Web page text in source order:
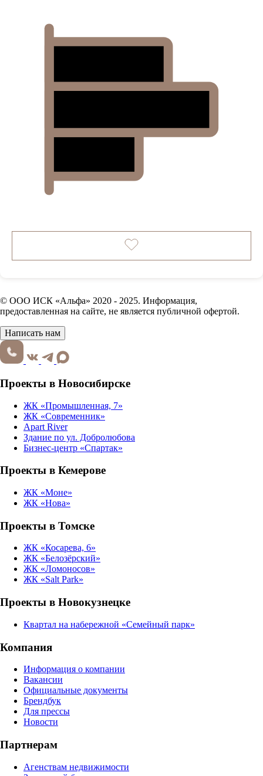
© ООО ИСК «Альфа» 2020 - 2025. Информация,
предоставленная на сайте, не является публичной офертой.
Написать нам
Проекты в Новосибирске
ЖК «Промышленная, 7»
ЖК «Современник»
Apart River
Здание по ул. Добролюбова
Бизнес-центр «Спартак»
Проекты в Кемерове
ЖК «Моне»
ЖК «Нова»
Проекты в Томске
ЖК «Косарева, 6»
ЖК «Белозёрский»
ЖК «Ломоносов»
ЖК «Salt Park»
Проекты в Новокузнецке
Квартал на набережной «Семейный парк»
Компания
Информация о компании
Вакансии
Официальные документы
Брендбук
Для прессы
Новости
Партнерам
Агенствам недвижимости